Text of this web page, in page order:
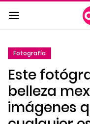
Saltar
al
contenido
a
la
navegación
principal
Fotografía
Este
belleza
imágenes